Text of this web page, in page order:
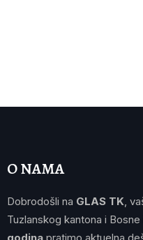
O NAMA
Dobrodošli na GLAS TK ,
Tuzlanskog kantona i